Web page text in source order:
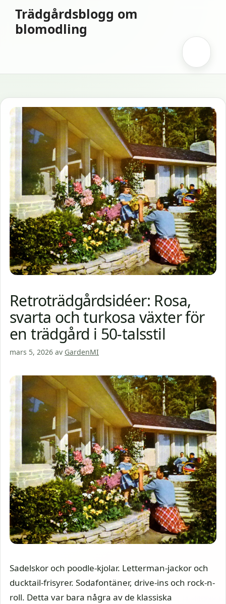
innehåll
Trädgårdsblogg om
blomodling
Retroträdgårdsidéer: Rosa,
svarta och turkosa växter för
en trädgård i 50-talsstil
mars 5, 2026 av GardenMI
Sadelskor och poodle-kjolar. Letterman-jackor och
ducktail-frisyrer. Sodafontäner, drive-ins och rock-n-
roll. Detta var bara några av de klassiska